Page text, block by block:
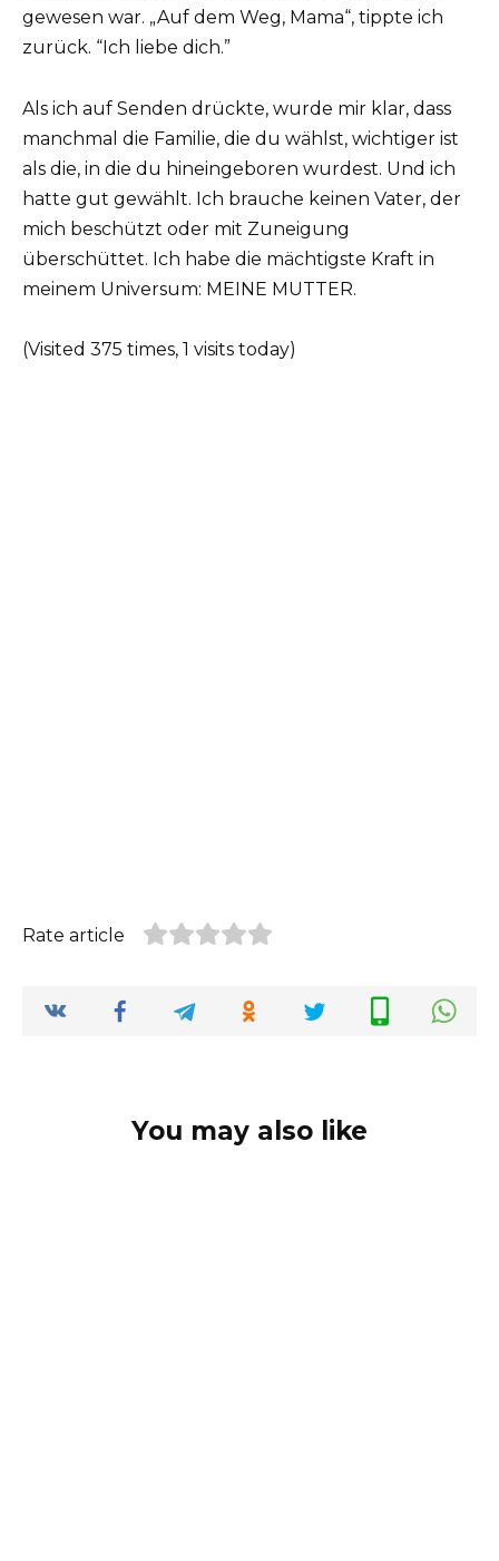
gewesen war. „Auf dem Weg, Mama“, tippte ich
zurück. “Ich liebe dich.”
Als ich auf Senden drückte, wurde mir klar, dass
manchmal die Familie, die du wählst, wichtiger ist
als die, in die du hineingeboren wurdest. Und ich
hatte gut gewählt. Ich brauche keinen Vater, der
mich beschützt oder mit Zuneigung
überschüttet. Ich habe die mächtigste Kraft in
meinem Universum: MEINE MUTTER.
(Visited 375 times, 1 visits today)
Rate article
You may also like